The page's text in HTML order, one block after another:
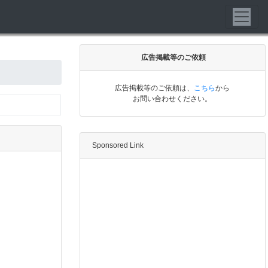
広告掲載等のご依頼
広告掲載等のご依頼は、 こちらから
お問い合わせください。
Sponsored Link